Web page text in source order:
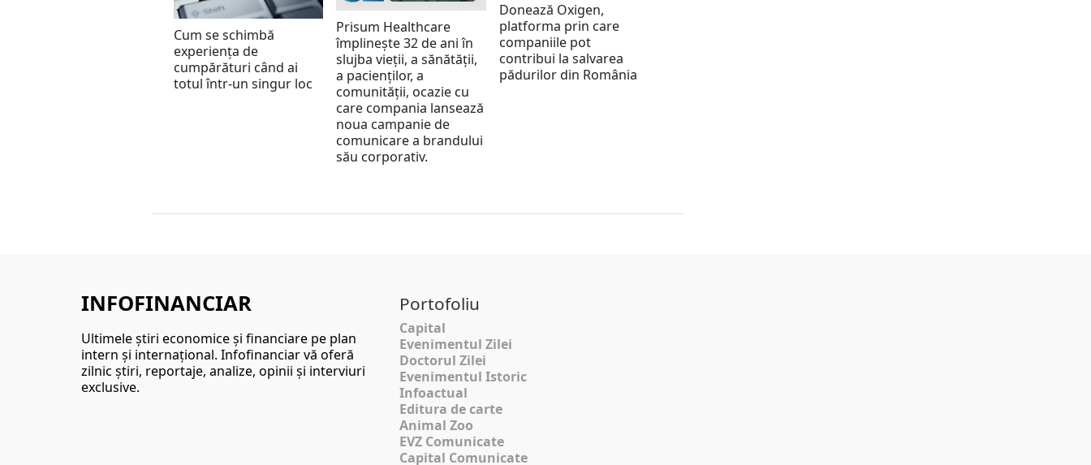
Cum se schimbă
experiența de
cumpărături când ai
totul într-un singur loc
Prisum Healthcare
împlinește 32 de ani în
slujba vieții, a sănătății,
a pacienților, a
comunității, ocazie cu
care compania lansează
noua campanie de
comunicare a brandului
său corporativ.
Donează Oxigen,
platforma prin care
companiile pot
contribui la salvarea
pădurilor din România
INFOFINANCIAR
Ultimele ştiri economice şi financiare pe plan
intern şi internaţional. Infofinanciar vă oferă
zilnic ştiri, reportaje, analize, opinii şi interviuri
exclusive.
Portofoliu
Capital
Evenimentul Zilei
Doctorul Zilei
Evenimentul Istoric
Infoactual
Editura de carte
Animal Zoo
EVZ Comunicate
Capital Comunicate